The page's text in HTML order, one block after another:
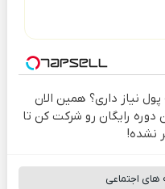
پول نیاز داری؟ همین الان
دوره رایگان رو شرکت کن تا
نشده!
های اجتماعی